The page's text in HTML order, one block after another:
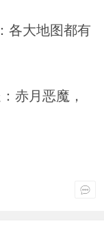
大地图都有
月恶魔，